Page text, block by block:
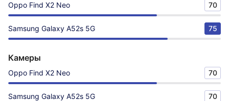
Oppo Find X2 Neo 70
Samsung Galaxy A52s 5G 75
Камеры
Oppo Find X2 Neo 70
Samsung Galaxy A52s 5G 70